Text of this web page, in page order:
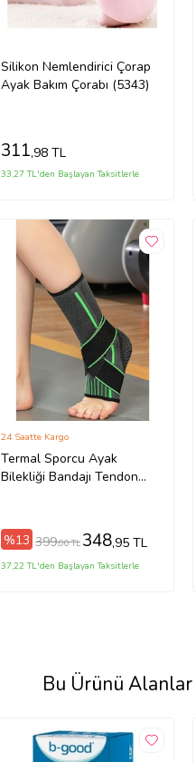
Silikon Nemlendirici Çorap
Ayak Bakım Çorabı (5343)
311,98 TL
33,27 TL'den Başlayan Taksitlerle
Termal Sporcu Ayak
Bilekliği Bandajı Tendon
(Siyah-Yeşil)
24 Saatte Kargo
%13 399,00 TL 348,95 TL
37,22 TL'den Başlayan Taksitlerle
Bu Ürünü Alanlar